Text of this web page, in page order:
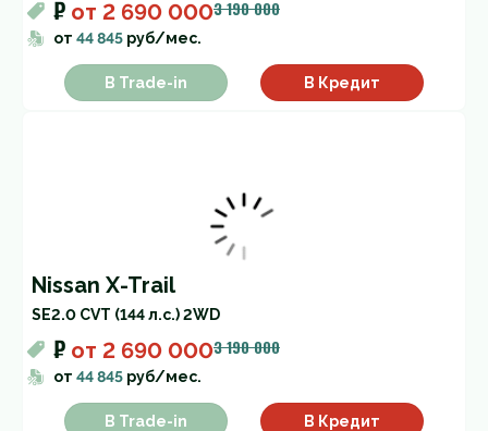
₽ от 2 690 0003 190 000
от 44 845 руб/мес.
В Trade-in В Кредит
Nissan X-Trail
SE2.0 CVT (144 л.с.) 2WD
₽ от 2 690 0003 190 000
от 44 845 руб/мес.
В Trade-in В Кредит